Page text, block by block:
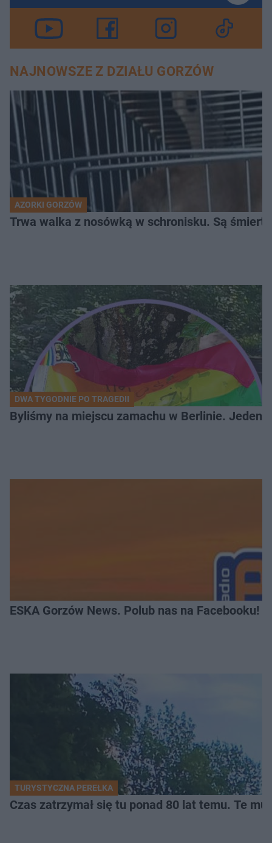
NAJNOWSZE Z DZIAŁU GORZÓW
AZORKI GORZÓW
Trwa walka z nosówką w schronisku. Są
DWA TYGODNIE PO TRAGEDII
Byliśmy na miejscu zamachu w Berlinie. Jeden
ESKA Gorzów News. Polub nas na Facebooku!
TURYSTYCZNA PEREŁKA
Czas zatrzymał się tu ponad 80 lat temu. Te